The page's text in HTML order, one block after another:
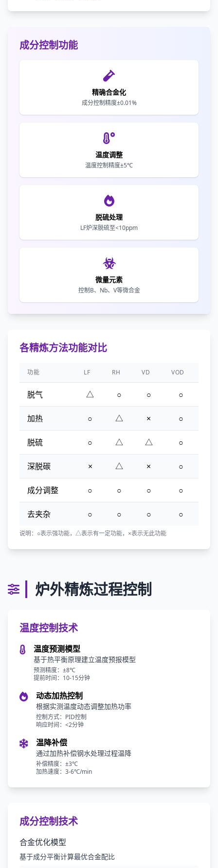
成分控制功能
精确合金化
成分控制精度±0.01%
温度调整
温度控制精度±5℃
脱硫处理
LF炉深脱硫至<10ppm
微量元素
控制B、Nb、V等微合金
各精炼方法功能对比
功能 LF RH VD VOD
脱气 △ ○ ○ ○
加热 ○ △ × ○
脱硫 ○ △ △ ○
深脱碳 × △ × ○
成分调整 ○ ○ ○ ○
去夹杂 ○ ○ ○ ○
说明：○表示强功能，△表示有一定功能，×表示无此功能
炉外精炼过程控制
温度控制技术
温度预测模型
基于热平衡原理建立温度预报模型
预测精度：±8℃
提前时间：10-15分钟
动态加热控制
根据实测温度动态调整加热功率
控制方式：PID控制
响应时间：<2分钟
温降补偿
通过加热补偿钢水处理过程温降
补偿精度：±3℃
加热速度：3-6℃/min
成分控制技术
合金优化模型
基于成分平衡计算最优合金配比